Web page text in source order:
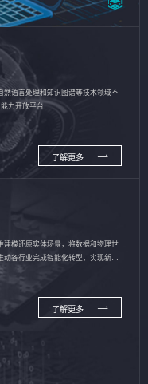
语言处理和知识图谱等技术领域不
力开放平台
了解更多
模还原实体场景，将数据和物理世
各行业完成智能化转型，实现新旧
了解更多